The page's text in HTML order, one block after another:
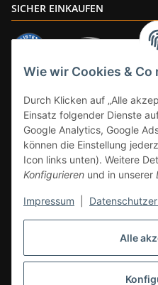
Alle
Wie wir Cookies & Co
Durch Klicken auf „Alle
Einsatz folgender Dienste
Google Analytics, Google
können die Einstellung
Icon links unten). Weitere
Konfigurieren und in unserer
Impressum
SICHER EINKAUFEN
* Alle Preise inkl. gesetzlicher
DE, gilt nicht für Großgeräte per